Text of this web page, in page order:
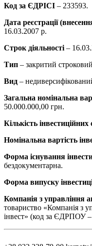
Код за ЄДРІСІ – 233593.
Дата реєстрації
16.03.2007 р.
Строк діяльності –
Тип – закритий
Вид –
Загальна номінальна
50.000.000,00 грн.
Кількість інвестиційних
Номінальна вартість
Форма існування
бездокументарна.
Форма випуску
Компанія з управління
товариство «Компанія з
інвест» (код за ЄДРПОУ